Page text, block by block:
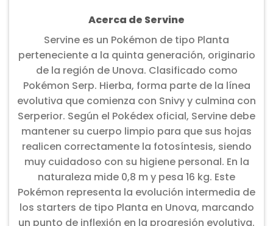
Acerca de Servine
Servine es un Pokémon de tipo Planta
perteneciente a la quinta generación, originario
de la región de Unova. Clasificado como
Pokémon Serp. Hierba, forma parte de la línea
evolutiva que comienza con Snivy y culmina con
Serperior. Según el Pokédex oficial, Servine debe
mantener su cuerpo limpio para que sus hojas
realicen correctamente la fotosíntesis, siendo
muy cuidadoso con su higiene personal. En la
naturaleza mide 0,8 m y pesa 16 kg. Este
Pokémon representa la evolución intermedia de
los starters de tipo Planta en Unova, marcando
un punto de inflexión en la progresión evolutiva.